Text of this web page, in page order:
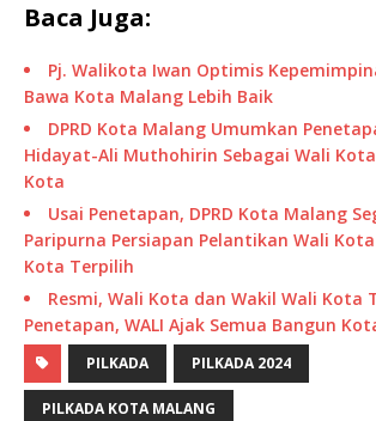
Baca Juga:
Pj. Walikota Iwan Optimis
Bawa Kota Malang Lebih Baik
DPRD Kota Malang Umumkan
Hidayat-Ali Muthohirin Sebagai Wali
Kota
Usai Penetapan, DPRD Kota Malang
Paripurna Persiapan Pelantikan Wali
Kota Terpilih
Resmi, Wali Kota dan Wakil Wali Kota
Penetapan, WALI Ajak Semua Bangun
PILKADA PILKADA 2024
PILKADA KOTA MALANG